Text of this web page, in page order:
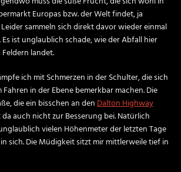
Europas bzw. der Welt findet, ja
sammeln sich direkt davor wieder einmal
ist unglaublich schade, wie der Abfall hier
landet.
ich mit Schmerzen in der Schulter, die sich
in der Ebene bemerkbar machen. Die
die ein bisschen an denDalton Highway
auch nicht zur Besserung bei. Natürlich
vielen Höhenmeter der letzten Tage
sich. Die Müdigkeit sitzt mir mittlerweile tief in